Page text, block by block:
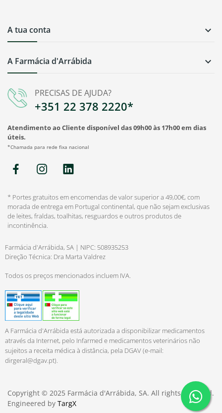
PRECISAS DE AJUDA?
+351 22 378 2220*
Atendimento ao Cliente disponível das 09h00 às 17h00 em dias
úteis.
*Chamada para rede fixa nacional
A Farmácia d'Arrábida 
A tua conta 
* Portes gratuitos em encomendas de valor superior a 49,00€, com
morada de entrega em Portugal continental, que não sejam exclusivas
de leites, fraldas, toalhitas, resguardos e outros produtos de
incontinência.
Farmácia d'Arrábida, SA | NIPC: 508935253
Direção Técnica: Dra Marta Valdrez
Todos os preços mencionados incluem IVA.
A Farmácia d'Arrábida está autorizada a disponibilizar medicamentos
através da Internet, pelo Infarmed e medicamentos veterinários não
sujeitos a receita médica à distância, pela DGAV (e-mail:
dirgeral@dgav.pt).
Copyright © 2025 Farmácia d'Arrábida, SA. All rights reserved.
Engineered by TargX